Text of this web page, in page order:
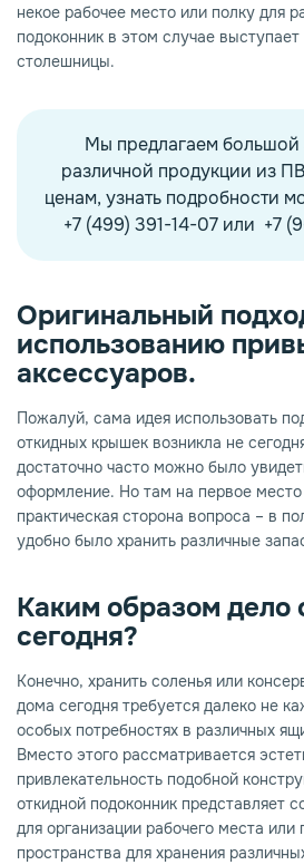
некое рабочее место или полку для
подоконник в этом случае выступает
столешницы.
Мы предлагаем большой
различной продукции из
ценам, узнать подробности
+7 (499) 391-14-07 или +7
Оригинальный
использованию
аксессуаров.
Пожалуй, сама идея использовать
откидных крышек возникла не
достаточно часто можно было
оформление. Но там на первое место
практическая сторона вопроса – в
удобно было хранить различные
Каким образом дело
сегодня?
Конечно, хранить соленья или
дома сегодня требуется далеко не
особых потребностях в различных
Вместо этого рассматривается
привлекательность подобной
откидной подоконник представляет
для организации рабочего места или
пространства для хранения